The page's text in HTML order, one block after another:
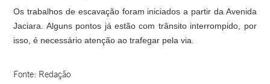
Os trabalhos de escavação foram iniciados a partir da Avenida
Jaciara. Alguns pontos já estão com trânsito interrompido, por
isso, é necessário atenção ao trafegar pela via.
Fonte: Redação